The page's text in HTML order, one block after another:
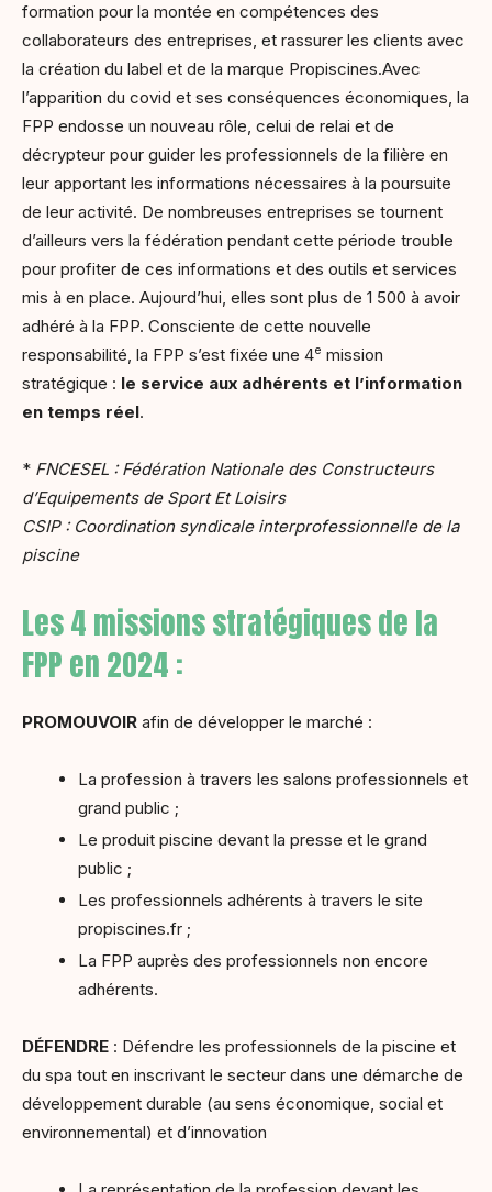
formation pour la montée en compétences des
collaborateurs des entreprises, et rassurer les clients avec
la création du label et de la marque Propiscines.Avec
l’apparition du covid et ses conséquences économiques, la
FPP endosse un nouveau rôle, celui de relai et de
décrypteur pour guider les professionnels de la filière en
leur apportant les informations nécessaires à la poursuite
de leur activité. De nombreuses entreprises se tournent
d’ailleurs vers la fédération pendant cette période trouble
pour profiter de ces informations et des outils et services
mis à en place. Aujourd’hui, elles sont plus de 1 500 à avoir
adhéré à la FPP. Consciente de cette nouvelle
responsabilité, la FPP s’est fixée une 4e mission
stratégique : le service aux adhérents et l’information
en temps réel.
* FNCESEL : Fédération Nationale des Constructeurs
d’Equipements de Sport Et Loisirs
CSIP : Coordination syndicale interprofessionnelle de la
piscine
Les 4 missions stratégiques de la
FPP en 2024 :
PROMOUVOIR afin de développer le marché :
La profession à travers les salons professionnels et
grand public ;
Le produit piscine devant la presse et le grand
public ;
Les professionnels adhérents à travers le site
propiscines.fr ;
La FPP auprès des professionnels non encore
adhérents.
DÉFENDRE : Défendre les professionnels de la piscine et
du spa tout en inscrivant le secteur dans une démarche de
développement durable (au sens économique, social et
environnemental) et d’innovation